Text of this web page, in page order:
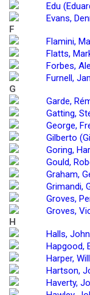
Edu
Evans,
F
Flamini,
Flatts,
Forbes,
Furnell,
G
Garde,
Gatting,
George,
Gilberto
Goring,
Gould,
Graham,
Grimandi,
Groves,
Groves,
H
Halls, John
Hapgood,
Harper,
Hartson,
Haverty,